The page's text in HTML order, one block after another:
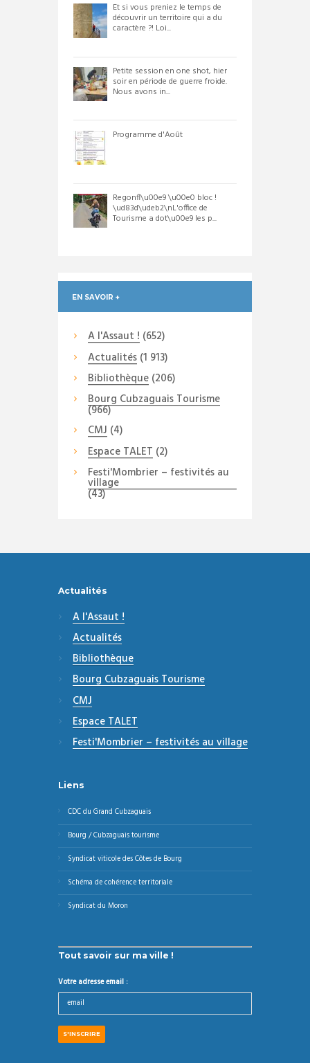
Et si vous preniez le temps de
découvrir un territoire qui a du
caractère ?! Loi...
Petite session en one shot, hier
soir en période de guerre froide.
Nous avons in...
Programme d'Août
Regonfl\u00e9 \u00e0 bloc !
\ud83d\udeb2\nL'office de
Tourisme a dot\u00e9 les p...
EN SAVOIR +
A l'Assaut ! (652)
Actualités(1 913)
Bibliothèque(206)
Bourg Cubzaguais Tourisme
(966)
CMJ (4)
Espace TALET (2)
Festi'Mombrier – festivités au
village
(43)
Actualités
A l'Assaut !
Actualités
Bibliothèque
Bourg Cubzaguais Tourisme
CMJ
Espace TALET
Festi'Mombrier – festivités au village
Liens
CDC du Grand Cubzaguais
Bourg / Cubzaguais tourisme
Syndicat viticole des Côtes de Bourg
Schéma de cohérence territoriale
Syndicat du Moron
Tout savoir sur ma ville !
Votre adresse email :